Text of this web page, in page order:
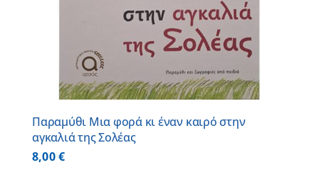
Παραμύθι Μια φορά κι έναν καιρό στην
αγκαλιά της Σολέας
8,00€